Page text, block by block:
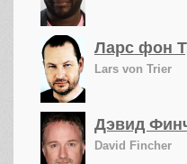
Ларс фон
Lars von Trier
Дэвид
David Fincher